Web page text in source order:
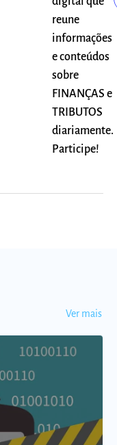
reune
informações
e conteúdos
sobre
FINANÇAS e
TRIBUTOS
diariamente.
Participe!
Ver mais